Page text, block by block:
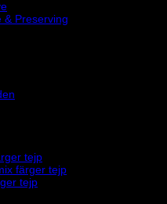
& Preserving
tejp
färger tejp
tejp